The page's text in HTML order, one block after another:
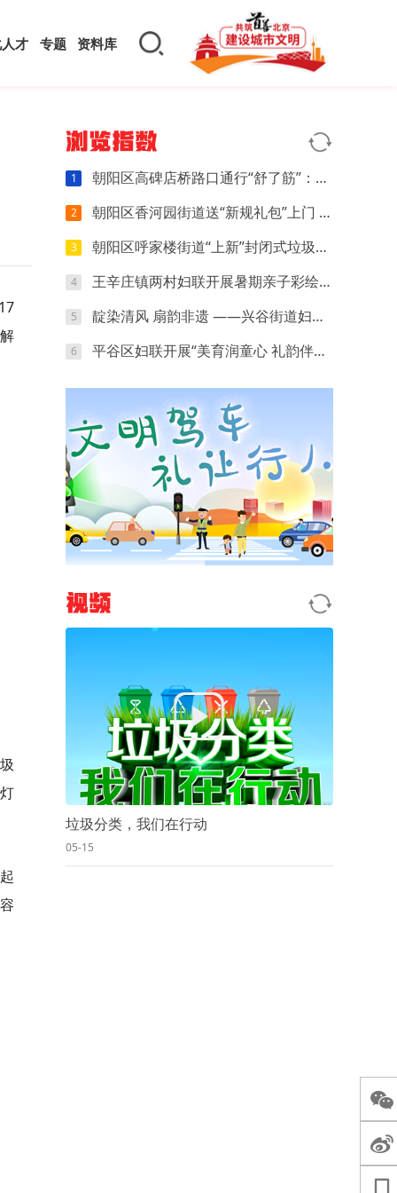
才 专题 资料库
浏览指数
1 朝阳区高碑店桥路口通行“舒了筋”：小切口调整让早晚高峰少堵几分
2 朝阳区香河园街道送“新规礼包”上门 商户指尖学会管好自家“门前一米”
3 朝阳区呼家楼街道“上新”封闭式垃圾箱房 “扔垃圾”这件小事有了新体验
4 王辛庄镇两村妇联开展暑期亲子彩绘主题活动
5 靛染清风 扇韵非遗 ——兴谷街道妇联开展非遗蜡染团扇手工体验活动
6 平谷区妇联开展“美育润童心 礼韵伴成长”暑期儿童关爱特色主题活动
视频
垃圾分类，我们在行动
05-15